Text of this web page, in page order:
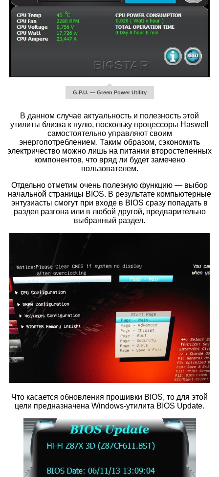
G.P.U. — Green Power Utility
В данном случае актуальность и полезность этой
утилиты близка к нулю, поскольку процессоры Haswell
самостоятельно управляют своим
энергопотреблением. Таким образом, сэкономить
электричество можно лишь на питании второстепенных
компонентов, что вряд ли будет замечено
пользователем.
Отдельно отметим очень полезную функцию — выбор
начальной страницы BIOS. В результате компьютерные
энтузиасты смогут при входе в BIOS сразу попадать в
раздел разгона или в любой другой, предварительно
выбранный раздел.
Что касается обновления прошивки BIOS, то для этой
цели предназначена Windows-утилита BIOS Update.